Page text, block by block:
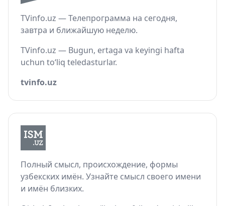
TVinfo.uz — Телепрограмма на сегодня,
завтра и ближайшую неделю.
TVinfo.uz — Bugun, ertaga va keyingi hafta
uchun to‘liq teledasturlar.
tvinfo.uz
Полный смысл, происхождение, формы
узбекских имён. Узнайте смысл своего имени
и имён близких.